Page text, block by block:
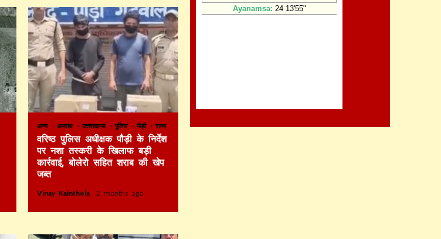
अन्य अपराध उत्तराखण्ड पुलिस पौड़ी राज्य
वरिष्ठ पुलिस अधीक्षक पौड़ी के निर्देश
पर नशा तस्करी के खिलाफ बड़ी
कार्रवाई, बोलेरो सहित शराब की खेप
जब्त
Vinay Kainthola 2 months ago